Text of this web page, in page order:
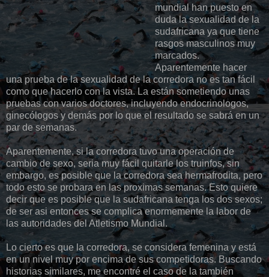
mundial han puesto en
duda la sexualidad de la
sudafricana ya que tiene
rasgos masculinos muy
marcados.
Aparentemente hacer
una prueba de la sexualidad de la corredora no es tanfácil
como que hacerlo con la vista. La estánsometiendo unas
pruebas con varios doctores, incluyendoendocrinologos,
ginecólogosy demáspor lo que el resultado sesabrá en un
par de semanas.
Aparentemente, si la corredora tuvo unaoperaciónde
cambio de sexo, seria muy fácil quitarle los truinfos, sin
embargo, es posible que la corredora sea hermafrodita, pero
todo esto se probara en lasproximassemanas. Esto quiere
decir que es posible que la sudafricana tenga los dos sexos;
de ser asi entonces se complica enormemente la labor de
las autoridades del Atletismo Mundial.
Lo cierto es que la corredora, se considera femenina y está
en un nivel muy por encima de sus competidoras. Buscando
historias similares, meencontré el caso de la también